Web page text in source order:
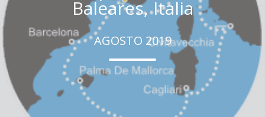
Baleares, Italia
AGOSTO 2019